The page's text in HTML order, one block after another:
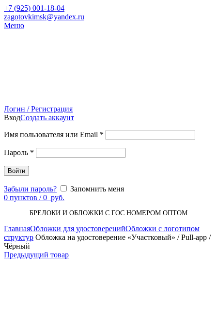
+7 (925) 001-18-04
zagotovkimsk@yandex.ru
Меню
Логин / Регистрация
ВходСоздать аккаунт
Имя пользователя или Email *
Пароль *
Войти
Забыли пароль?
Запомнить меня
0 пунктов / 0 руб.
БРЕЛОКИ И ОБЛОЖКИ С ГОС НОМЕРОМ ОПТОМ
ГлавнаяОбложки для удостоверенийОбложки с логотипом
структур Обложка на удостоверение «Участковый» / Pull-app /
Чёрный
Предыдущий товар